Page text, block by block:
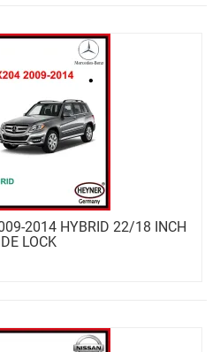
2014 HYBRID 22/18 INCH
LOCK